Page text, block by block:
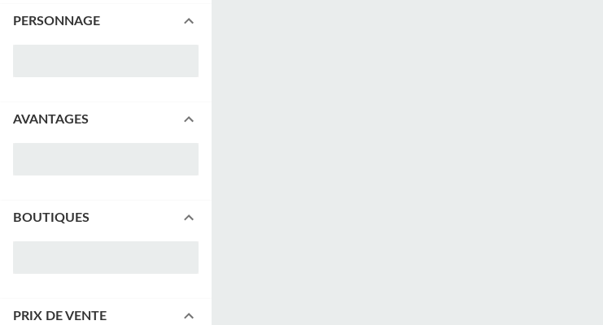
PERSONNAGE
AVANTAGES
BOUTIQUES
PRIX DE VENTE